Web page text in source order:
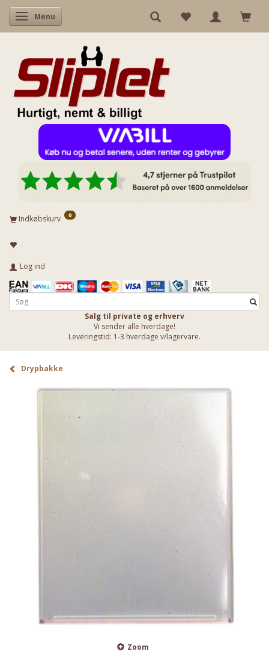
Skifte navigation
Menu
Indkøbskurv 0
Log ind
Salg til private og erhverv
Vi sender alle hverdage!
Leveringstid: 1-3 hverdage v/lagervare.
Drypbakke
Zoom